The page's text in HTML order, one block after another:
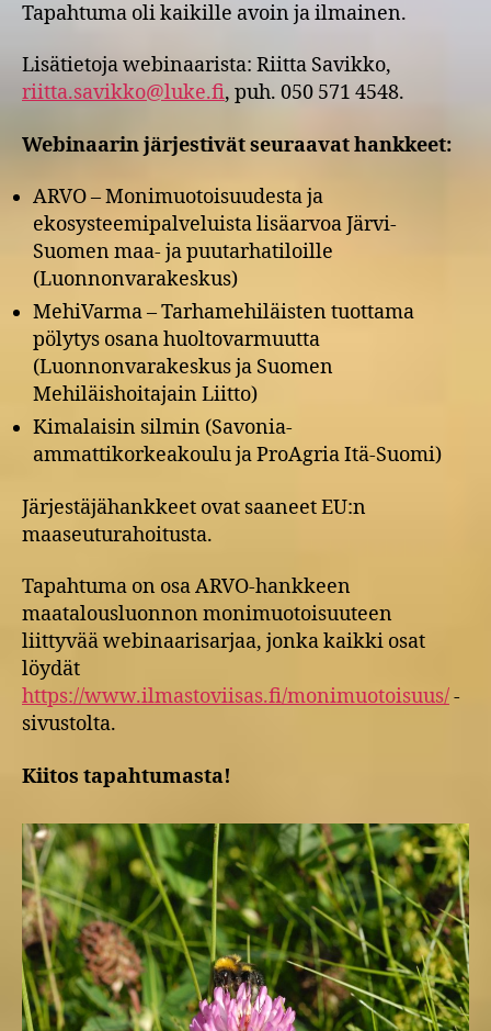
Tapahtuma oli kaikille avoin ja ilmainen.
Lisätietoja webinaarista: Riitta Savikko,
riitta.savikko@luke.fi, puh. 050 571 4548.
Webinaarin järjestivät seuraavat hankkeet:
ARVO – Monimuotoisuudesta ja
ekosysteemipalveluista lisäarvoa Järvi-
Suomen maa- ja puutarhatiloille
(Luonnonvarakeskus)
MehiVarma – Tarhamehiläisten tuottama
pölytys osana huoltovarmuutta
(Luonnonvarakeskus ja Suomen
Mehiläishoitajain Liitto)
Kimalaisin silmin (Savonia-
ammattikorkeakoulu ja ProAgria Itä-Suomi)
Järjestäjähankkeet ovat saaneet EU:n
maaseuturahoitusta.
Tapahtuma on osa ARVO-hankkeen
maatalousluonnon monimuotoisuuteen
liittyvää webinaarisarjaa, jonka kaikki osat
löydät
https://www.ilmastoviisas.fi/monimuotoisuus/-
sivustolta.
Kiitos tapahtumasta!